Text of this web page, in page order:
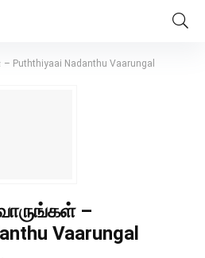
– Puththiyaai Nadanthu Vaarungal
–
Vaarungal